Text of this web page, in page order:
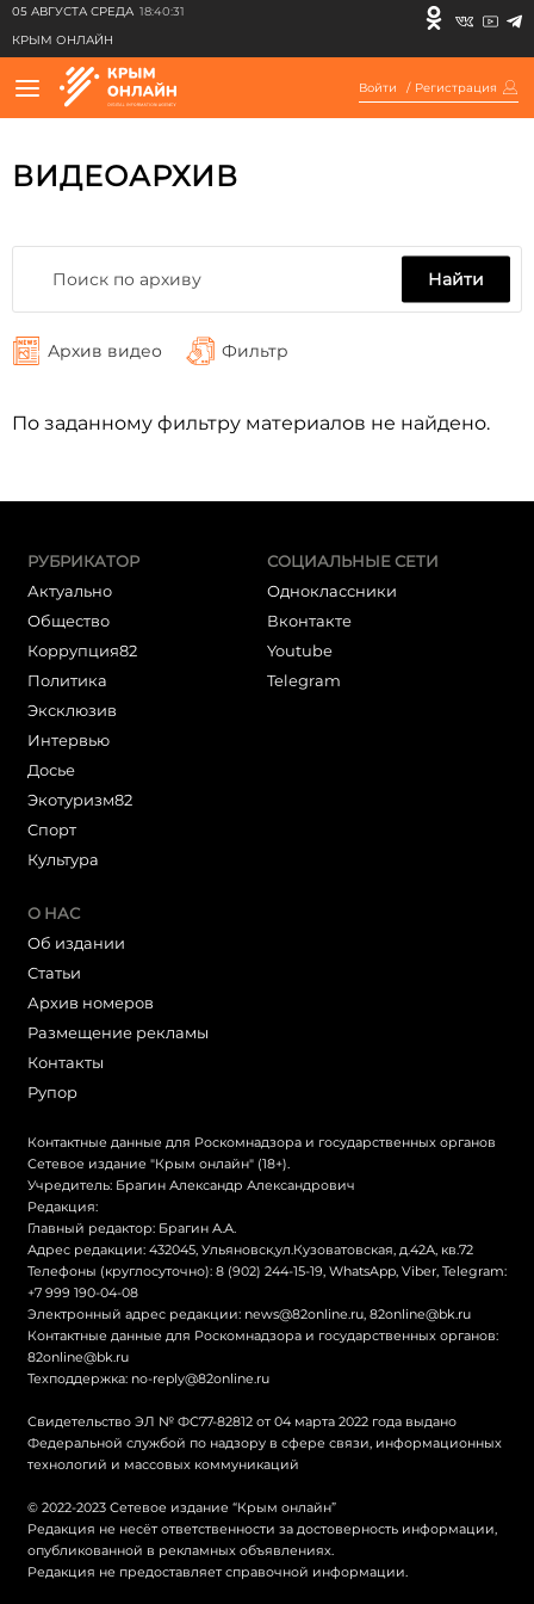
05 АВГУСТА СРЕДА 18:40:31
КРЫМ ОНЛАЙН
Войти / Регистрация
ВИДЕОАРХИВ
Найти
Архив видео Фильтр
По заданному фильтру материалов не найдено.
РУБРИКАТОР
Актуально
Общество
Коррупция82
Политика
Эксклюзив
Интервью
Досье
Экотуризм82
Cпорт
Культура
СОЦИАЛЬНЫЕ СЕТИ
Одноклассники
Вконтакте
Youtube
Telegram
О НАС
Об издании
Статьи
Архив номеров
Размещение рекламы
Контакты
Рупор
Контактные данные для Роскомнадзора и государственных органов
Сетевое издание "Крым онлайн" (18+).
Учредитель: Брагин Александр Александрович
Редакция:
Главный редактор: Брагин А.А.
Адрес редакции: 432045, Ульяновск,ул.Кузоватовская, д.42А, кв.72
Телефоны (круглосуточно): 8 (902) 244-15-19, WhatsApp, Viber, Telegram:
+7 999 190-04-08
Электронный адрес редакции: news@82online.ru, 82online@bk.ru
Контактные данные для Роскомнадзора и государственных органов:
82online@bk.ru
Техподдержка: no-reply@82online.ru
Свидетельство ЭЛ № ФС77-82812 от 04 марта 2022 года выдано
Федеральной службой по надзору в сфере связи, информационных
технологий и массовых коммуникаций
© 2022-2023 Сетевое издание “Крым онлайн”
Редакция не несёт ответственности за достоверность информации,
опубликованной в рекламных объявлениях.
Редакция не предоставляет справочной информации.